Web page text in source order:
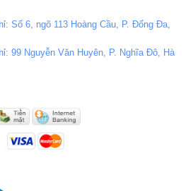
Số 6, ngõ 113 Hoàng Cầu, P. Đống Đa,
99 Nguyễn Văn Huyên, P. Nghĩa Đô, Hà